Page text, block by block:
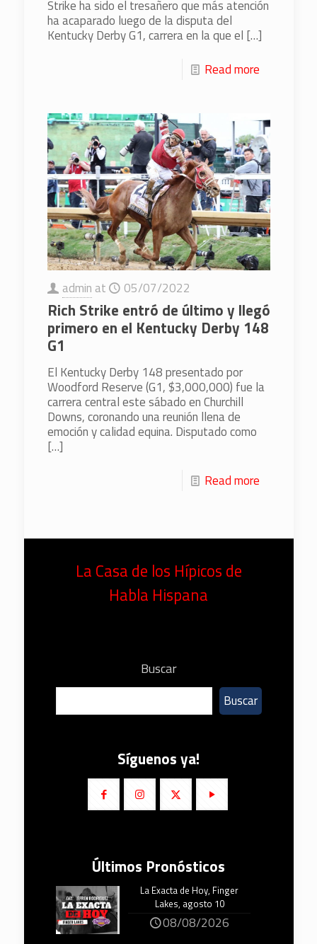
Strike ha sido el tresañero que más atención
ha acaparado luego de la disputa del
Kentucky Derby G1, carrera en la que el […]
Read more
admin at 05/07/2022
Rich Strike entró de último y llegó
primero en el Kentucky Derby 148
G1
El Kentucky Derby 148 presentado por
Woodford Reserve (G1, $3,000,000) fue la
carrera central este sábado en Churchill
Downs, coronando una reunión llena de
emoción y calidad equina. Disputado como
[…]
Read more
La Casa de los Hípicos de
Habla Hispana
Buscar
Buscar
Síguenos ya!
Últimos Pronósticos
La Exacta de Hoy, Finger
Lakes, agosto 10
08/08/2026